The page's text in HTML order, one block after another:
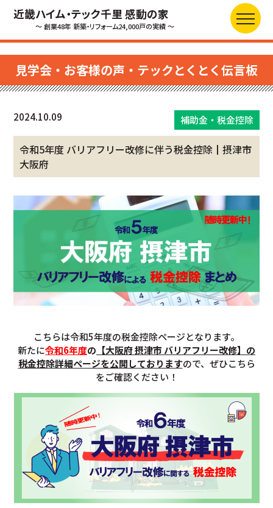
近畿ハイム・テック千里 感動の家
～ 創業48年 新築・リフォーム24,000戸の実績 ～
見学会・お客様の声・テックとくとく伝言板
2024.10.09 補助金・税金控除
令和5年度 バリアフリー改修に伴う税金控除┃摂津市
大阪府
こちらは令和5年度の税金控除ページとなります。
新たに令和6年度の 【大阪府 摂津市 バリアフリー改修】の
税金控除詳細ページを公開しておりますので、ぜひこちら
をご確認ください！